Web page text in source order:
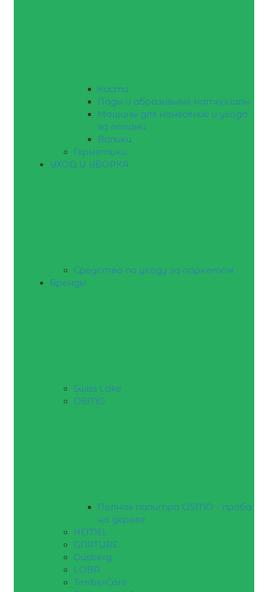
Кисти
Пады и абразивные материалы
Машины для нанесение и ухода
за полами
Валики
Герметики
УХОД И УБОРКА
Средства по уходу за паркетом
Бренды
Swiss Lake
OSMO
Полная палитра OSMO - проба
на дереве
HEMEL
GNATURE
Dusberg
LOBA
TimberCare